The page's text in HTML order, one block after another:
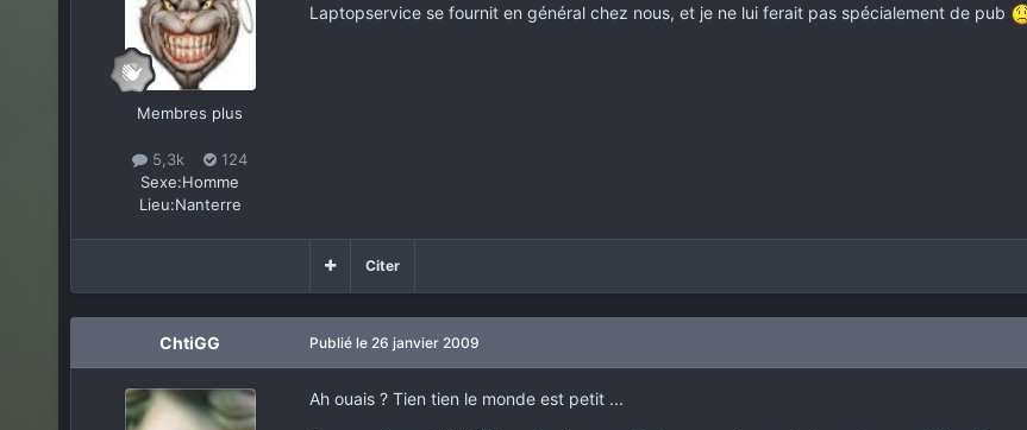
Membres plus
5,3k
124
Sexe:Homme
Lieu:Nanterre
Laptopservice se fournit en général chez nous, et je ne lui ferait pas spécialement de pub
Citer
ChtiGG Publié le 26 janvier 2009
Ah ouais ? Tien tien le monde est petit ...